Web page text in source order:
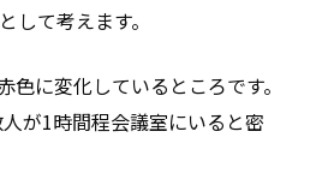
て考えます。
に変化しているところです。
が1時間程会議室にいると密